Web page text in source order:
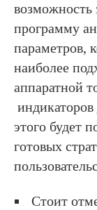
возможность
программу
параметров,
наиболее
аппаратной
этого будет
готовых
Стоит